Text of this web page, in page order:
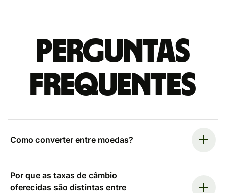
Perguntas
frequentes
Como converter entre moedas?
Por que as taxas de câmbio
oferecidas são distintas entre